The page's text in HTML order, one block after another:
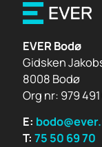
EVER Bodø
Gidsken
8008 Bodø
Org nr: 979 491
E:
T: 75 50 69 70